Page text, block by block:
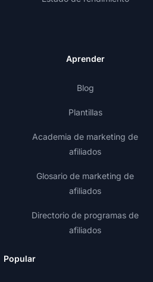
Aprender
Blog
Plantillas
Academia de marketing de
afiliados
Glosario de marketing de
afiliados
Directorio de programas de
afiliados
Popular